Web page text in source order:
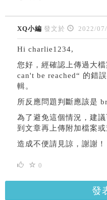
XQ小編 發文於 2022/
Hi charlie1234,
您好，經確認上傳過大
can't be reached“ 的錯
輯。
所反應問題判斷應該是
為了避免這個情況，建
到文章再上傳附加檔案或
造成不便請見諒，謝謝！
0
發